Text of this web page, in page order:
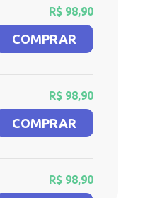
R$ 98,90
COMPRAR
R$ 98,90
COMPRAR
R$ 98,90